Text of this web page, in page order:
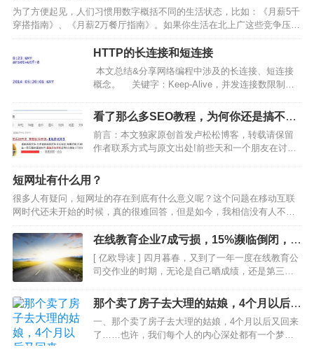
为了方便起见，人们习惯用数字概括不同的生活状态，比如：《月薪5千
穿搭指南》、《月薪2万餐厅指南》。如果你生活在北上广这些竞争压力
较大的城市，会发现这类流行的指南所覆盖的人群，大多对自己的薪资
并不满意。很多年轻人在新世相后台焦虑地留言，描述自…
HTTP的长连接和短连接
本文总结&分享网络编程中涉及的长连接、短连接
概念。 关键字：Keep-Alive，并发连接数限制，
看了那么多SEO教程，为何你还是搞不定
排名？
前言：本文独家原创首发卢松松博客，转载请保留
作者联系方式与原文出处!前些天和一个朋友在讨论
年买了一套SEO教程自学，到目前为止，差不多将
近一年了，排名还是非常的不好(几乎没有排名)。我
问他既然看…
短网址有什么用？
很多人有疑问，短网址的存在到底有什么意义呢？这个问题在移动互联
网时代还未开始的时候，真的很难回答，但是如今，我相信没有人不知
道短网址存在的重要性了。因为很多很多人都在日常生活中能见到短链
接。据不完全统计，目前移动流量已经远远超越了PC流量，…
在线教育企业7成亏损，15%濒临倒闭，你
如何突围？
[ 亿欧导读 ] 四月暮春，又到了一年一度在线教育公
司交作业的时期，无论是自己晒成绩，还是第三方
欣欣向荣、前景喜人，但真实情况如何？在线教育
市场规模增幅迅猛，2019年将达2692.6亿…
那个卖了房子去大理的姑娘，4个月以后又
回来了……
一、那个卖了房子去大理的姑娘，4个月以后又回来
了……也许，我们每个人的内心深处都有一个梦：